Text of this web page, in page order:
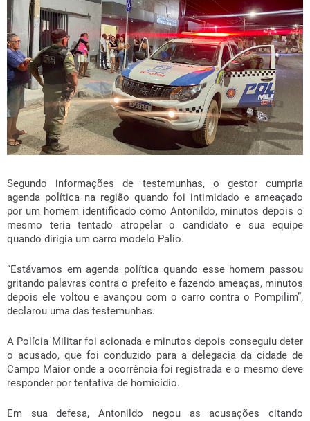
Segundo informações de testemunhas, o gestor cumpria
agenda política na região quando foi intimidado e ameaçado
por um homem identificado como Antonildo, minutos depois o
mesmo teria tentado atropelar o candidato e sua equipe
quando dirigia um carro modelo Palio.
“Estávamos em agenda política quando esse homem passou
gritando palavras contra o prefeito e fazendo ameaças, minutos
depois ele voltou e avançou com o carro contra o Pompilim”,
declarou uma das testemunhas.
A Polícia Militar foi acionada e minutos depois conseguiu deter
o acusado, que foi conduzido para a delegacia da cidade de
Campo Maior onde a ocorrência foi registrada e o mesmo deve
responder por tentativa de homicídio.
Em sua defesa, Antonildo negou as acusações citando